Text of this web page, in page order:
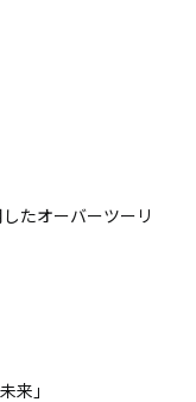
たオーバーツーリ
来」